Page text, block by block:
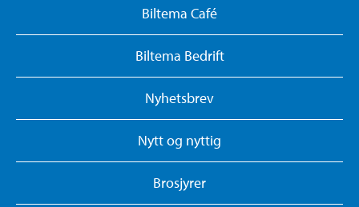
Biltema Café
Biltema Bedrift
Nyhetsbrev
Nytt og nyttig
Brosjyrer